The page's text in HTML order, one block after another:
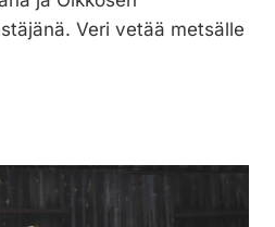
Veri vetää metsälle